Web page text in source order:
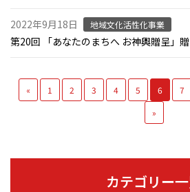
2022年9月18日 地域文化活性化事業
第20回 「あなたのまちへ お神輿贈呈」
« 1 2 3 4 5 6 7
»
カテゴリー